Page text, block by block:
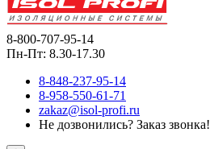
8-800-707-95-14
Пн-Пт: 8.30-17.30
8-848-237-95-14
8-958-550-61-71
zakaz@isol-profi.ru
Не дозвонились? Заказ звонка!